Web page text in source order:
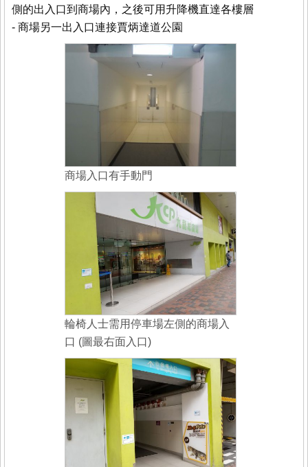
側的出入口到商場內，之後可用升降機直達各樓層
- 商場另一出入口連接賈炳達道公園
商場入口有手動門
輪椅人士需用停車場左側的商場入
口 (圖最右面入口)